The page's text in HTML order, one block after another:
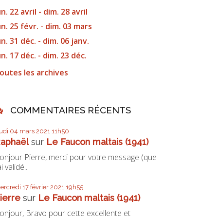
22 avril - dim. 28 avril
25 févr. - dim. 03 mars
31 déc. - dim. 06 janv.
17 déc. - dim. 23 déc.
les archives
COMMENTAIRES RÉCENTS
04 mars 2021 11h50
sur Le Faucon maltais (1941)
Pierre, merci pour votre message (que
validé...
17 février 2021 19h55
sur Le Faucon maltais (1941)
Bravo pour cette excellente et